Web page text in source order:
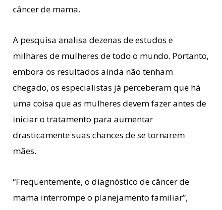
câncer de mama.
A pesquisa analisa dezenas de estudos e
milhares de mulheres de todo o mundo. Portanto,
embora os resultados ainda não tenham
chegado, os especialistas já perceberam que há
uma coisa que as mulheres devem fazer antes de
iniciar o tratamento para aumentar
drasticamente suas chances de se tornarem
mães.
“Freqüentemente, o diagnóstico de câncer de
mama interrompe o planejamento familiar”,